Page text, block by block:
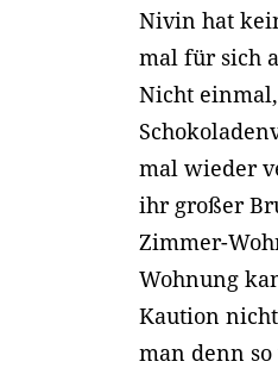
Nivin hat
mal für sich
Nicht
mal wieder
ihr großer
Zimmer-
Wohnung
Kaution
man denn